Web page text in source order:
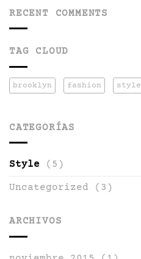
RECENT COMMENTS
TAG CLOUD
brooklyn fashion style
CATEGORÍAS
Style (5)
Uncategorized (3)
ARCHIVOS